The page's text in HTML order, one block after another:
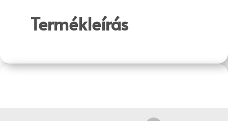
Termékleírás